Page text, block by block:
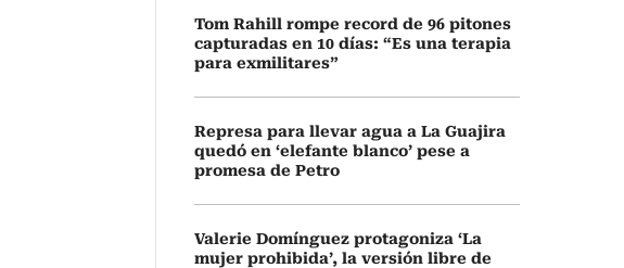
Tom Rahill rompe record de 96 pitones
capturadas en 10 días: “Es una terapia
para exmilitares”
Represa para llevar agua a La Guajira
quedó en ‘elefante blanco’ pese a
promesa de Petro
Valerie Domínguez protagoniza ‘La
mujer prohibida’, la versión libre de